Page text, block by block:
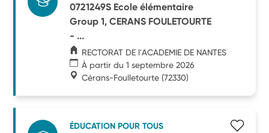
0721249S Ecole élémentaire
Group 1, CERANS FOULETOURTE
- ...
RECTORAT DE l'ACADEMIE DE NANTES
À partir du 1 septembre 2026
Cérans-Foulletourte (72330)
ÉDUCATION POUR TOUS